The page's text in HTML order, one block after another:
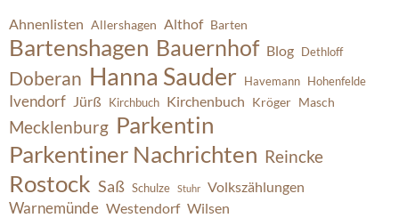
Ahnenlisten Allershagen Althof Barten
Bartenshagen Bauernhof Blog Dethloff
Doberan Hanna Sauder Havemann Hohenfelde
Ivendorf Jürß Kirchbuch Kirchenbuch Kröger Masch
Mecklenburg Parkentin
Parkentiner Nachrichten Reincke
Rostock Saß Schulze Stuhr Volkszählungen
Warnemünde Westendorf Wilsen